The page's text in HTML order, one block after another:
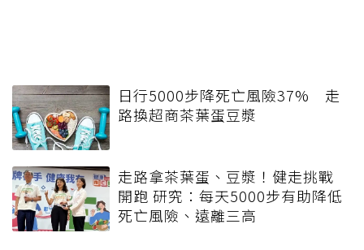
日行5000步降死亡風險37% 走
路換超商茶葉蛋豆漿
走路拿茶葉蛋、豆漿！健走挑戰
開跑 研究：每天5000步有助降低
死亡風險、遠離三高